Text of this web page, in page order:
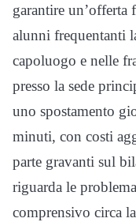
garantire
alunni frequentanti
capoluogo e nelle
presso la sede
uno spostamento
minuti, con costi
parte gravanti sul
riguarda le
comprensivo circa